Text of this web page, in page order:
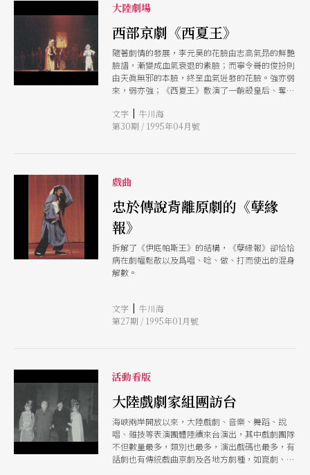
大陸劇場
西部京劇《西夏王》
隨著劇情的發展，李元昊的花臉由志高氣昻的鮮艷
臉譜，漸變成血氣衰退的素臉；而寧令哥的俊扮則
由天眞無邪的本臉，終至血氣迸發的花臉。強亦弱
來，弱亦強；《西夏王》敷演了一齣殺皇后、奪子
文字 | 牛川海
第30期 / 1995年04月號
戲曲
忠於傳說背離原劇的《孽緣
報》
拆解了《伊底帕斯王》的結構，《孽緣報》卻恰恰
病在劇幅鬆散以及爲唱、唸、做、打而使出的混身
解數。
文字 | 牛川海
第27期 / 1995年01月號
活動看版
大陸戲劇家組團訪台
海峽兩岸開放以來，大陸戲劇、音樂、舞蹈、說
唱、雜技等表演團體陸續來台演出，其中戲劇團隊
不但數量最多，類別也最多，演出戲碼也最多，有
話劇也有傳統戲曲京劇及各地方劇種，如崑劇、河